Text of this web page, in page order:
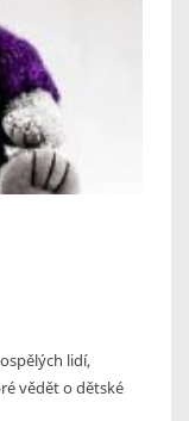
lidí,
vědět o dětské